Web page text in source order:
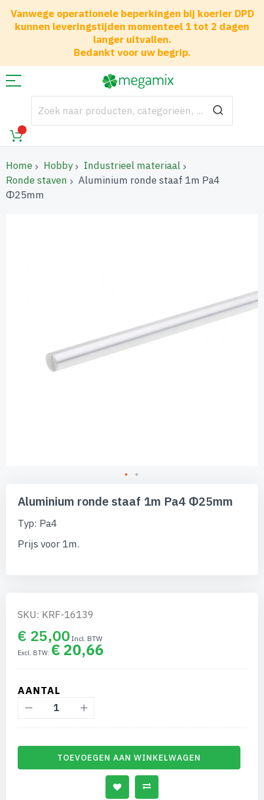
Vanwege operationele beperkingen bij koerier DPD
kunnen leveringstijden momenteel 1 tot 2 dagen
langer uitvallen.
Bedankt voor uw begrip.
Home Hobby
Industrieel materiaal
Ronde staven
Aluminium ronde staaf 1m Pa4
Φ25mm
naar
begin
afbeeldingen-
Aluminium ronde staaf 1m Pa4 Φ25mm
Typ: Pa4
Prijs voor 1m.
SKU: KRF-16139
€ 25,00
€ 20,66
AANTAL
TOEVOEGEN AAN WINKELWAGEN